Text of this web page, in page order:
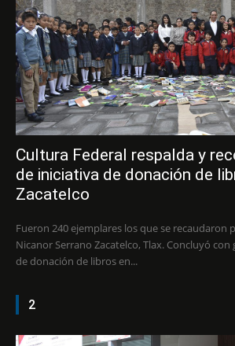
Cultura Federal respalda y
de iniciativa de donación de
Zacatelco
Fueron 240 ejemplares los que se recaudaron
Nicanor Serrano Zacatelco, Tlax. Concluyó con gran éxito la campaña
de donación de libros en...
2